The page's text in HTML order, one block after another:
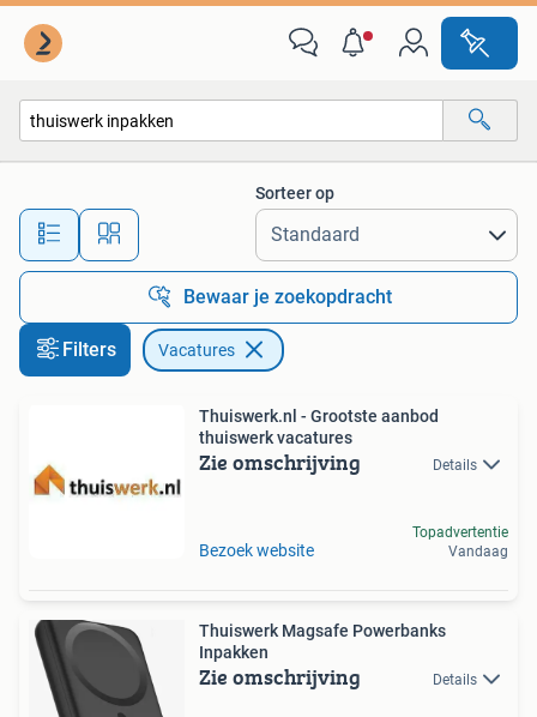
Alle afstanden…
Sorteer op
Bewaar je zoekopdracht
Filters Vacatures
Thuiswerk.nl - Grootste aanbod
thuiswerk vacatures
Zie omschrijving Details
Bezoek website
Topadvertentie
Vandaag
Thuiswerk Magsafe Powerbanks
Inpakken
Zie omschrijving Details